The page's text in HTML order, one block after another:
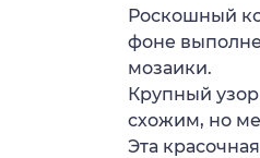
Роскошный
фоне
мозаики.
Крупный
схожим, но
Эта